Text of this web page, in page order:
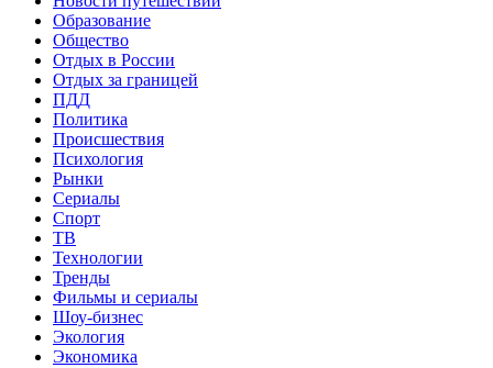
Образование
Общество
Отдых в России
Отдых за границей
ПДД
Политика
Происшествия
Психология
Рынки
Сериалы
Спорт
ТВ
Технологии
Тренды
Фильмы и сериалы
Шоу-бизнес
Экология
Экономика